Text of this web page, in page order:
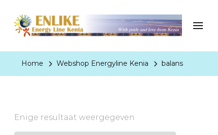
EnergyLineKenia
With pride and love from Kenia
Home Webshop Energyline Kenia balans
Enige resultaat weergegeven